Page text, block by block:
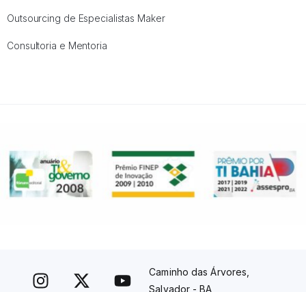
Outsourcing de Especialistas Maker
Consultoria e Mentoria
Caminho das Árvores,
Salvador - BA